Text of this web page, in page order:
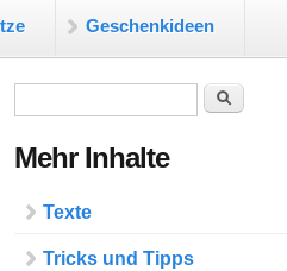
Geschenkideen
Suche
Mehr Inhalte
Texte
Tricks und Tipps